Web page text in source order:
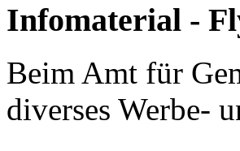
Infomaterial -
Beim Amt für
diverses Werbe-